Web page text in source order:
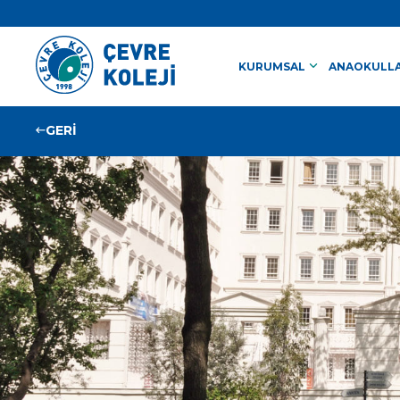
KURUMSAL keyboard_arrow_down
GERİ